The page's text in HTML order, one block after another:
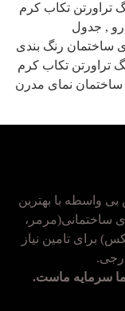
تراورتن تکاب کرم
رو , جدول
ساختمان رنگ بندی
تراورتن تکاب کرم
نمای مدرن
واسطه با بهترین
ساختمانی(مرمر،
برای تامین نیاز
سرمایه ماست.